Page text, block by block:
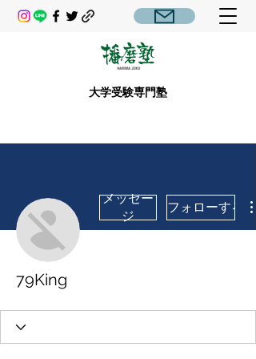
大学受験専門塾
メッセー
ジ
フォローする
79King